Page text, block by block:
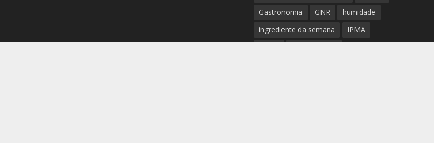
Gastronomia
GNR
humidade
ingrediente da semana
IPMA